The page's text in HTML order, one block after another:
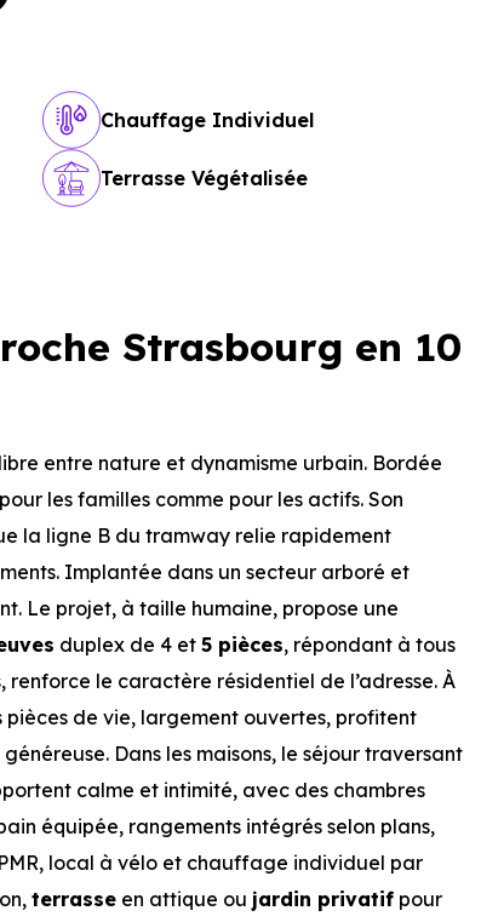
Chauffage Individuel
Terrasse Végétalisée
Strasbourg en 10
entre nature et dynamisme urbain. Bordée
les familles comme pour les actifs. Son
la ligne B du tramway relie rapidement
Implantée dans un secteur arboré et
Le projet, à taille humaine, propose une
duplex de 4 et 5 pièces, répondant à tous
le caractère résidentiel de l’adresse. À
de vie, largement ouvertes, profitent
Dans les maisons, le séjour traversant
calme et intimité, avec des chambres
équipée, rangements intégrés selon plans,
local à vélo et chauffage individuel par
terrasse en attique ou jardin privatif pour